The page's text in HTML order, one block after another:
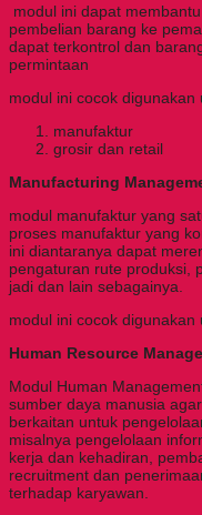
modul ini dapat
pembelian barang ke
dapat terkontrol dan
permintaan
modul ini cocok digunakan
manufaktur
grosir dan retail
Manufacturing
modul manufaktur yang
proses manufaktur yang
ini diantaranya dapat
pengaturan rute produksi,
jadi dan lain sebagainya.
modul ini cocok digunakan
Human Resource
Modul Human
sumber daya manusia
berkaitan untuk
misalnya pengelolaan
kerja dan kehadiran,
recruitment dan
terhadap karyawan.